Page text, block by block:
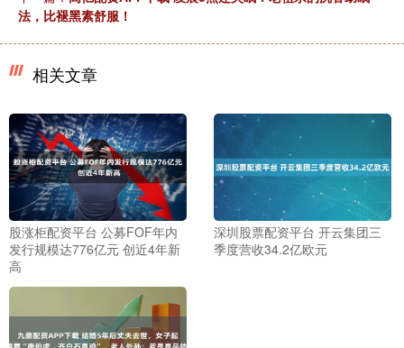
法，比褪黑素舒服！
相关文章
股涨柜配资平台 公募FOF年内
发行规模达776亿元 创近4年新
高
深圳股票配资平台 开云集团三
季度营收34.2亿欧元